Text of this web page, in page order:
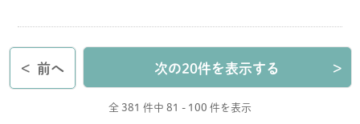
< 前へ 次の20件を表示する >
全 381 件中 81 - 100 件を表示